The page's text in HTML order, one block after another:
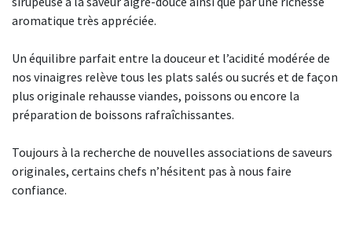
aromatique très appréciée.
Un équilibre parfait entre la douceur et l’acidité modérée de
nos vinaigres relève tous les plats salés ou sucrés et de façon
plus originale rehausse viandes, poissons ou encore la
préparation de boissons rafraîchissantes.
Toujours à la recherche de nouvelles associations de saveurs
originales, certains chefs n’hésitent pas à nous faire
confiance.